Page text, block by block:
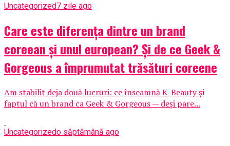
Uncategorized7 zile ago
Care este diferența dintre un brand
coreean și unul european? Și de ce Geek &
Gorgeous a împrumutat trăsături coreene
Am stabilit deja două lucruri: ce înseamnă K-Beauty și
faptul că un brand ca Geek & Gorgeous — deși pare...
Uncategorizedo săptămână ago